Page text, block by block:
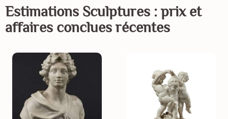
Estimations Sculptures : prix et
affaires conclues récentes